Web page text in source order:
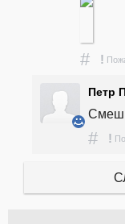
# !
Петр
# !